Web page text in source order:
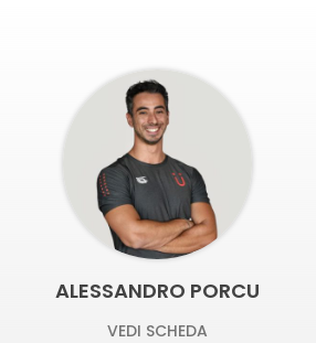
MATTIA PIRAS
VEDI SCHEDA